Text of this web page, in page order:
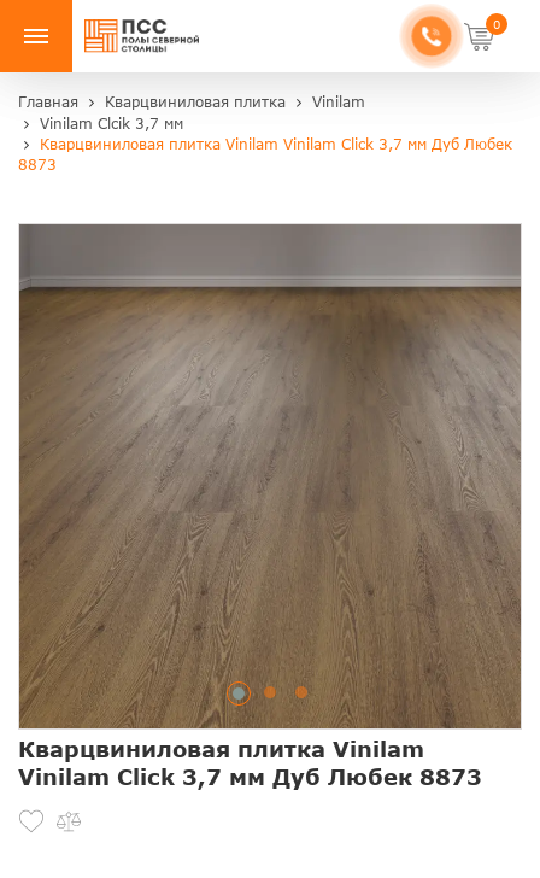
0
Главная Кварцвиниловая плитка
Vinilam
Vinilam Clcik 3,7 мм
Кварцвиниловая плитка Vinilam Vinilam Click 3,7 мм Дуб Любек
8873
Кварцвиниловая плитка Vinilam
Vinilam Click 3,7 мм Дуб Любек 8873